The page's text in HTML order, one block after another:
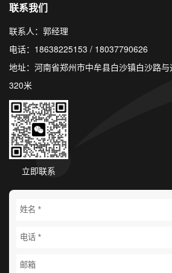
联系我们
联系人：郭经理
电话：18638225153 / 18037790626
地址：河南省郑州市中牟县白沙镇白沙路
320米
立即联系